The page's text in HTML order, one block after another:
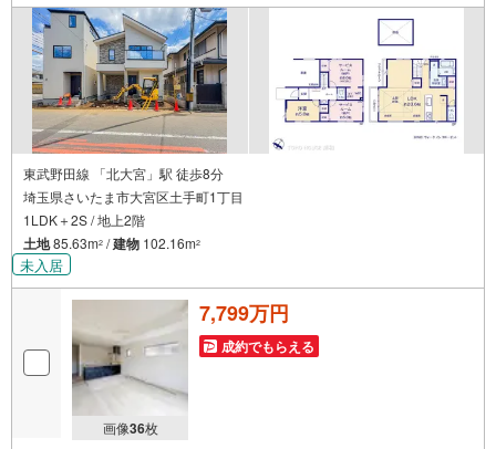
東武野田線 「北大宮」駅 徒歩8分
埼玉県さいたま市大宮区土手町1丁目
1LDK＋2S / 地上2階
土地85.63m2 /建物 102.16m2
未入居
画像36枚
7,799万円
成約でもらえる